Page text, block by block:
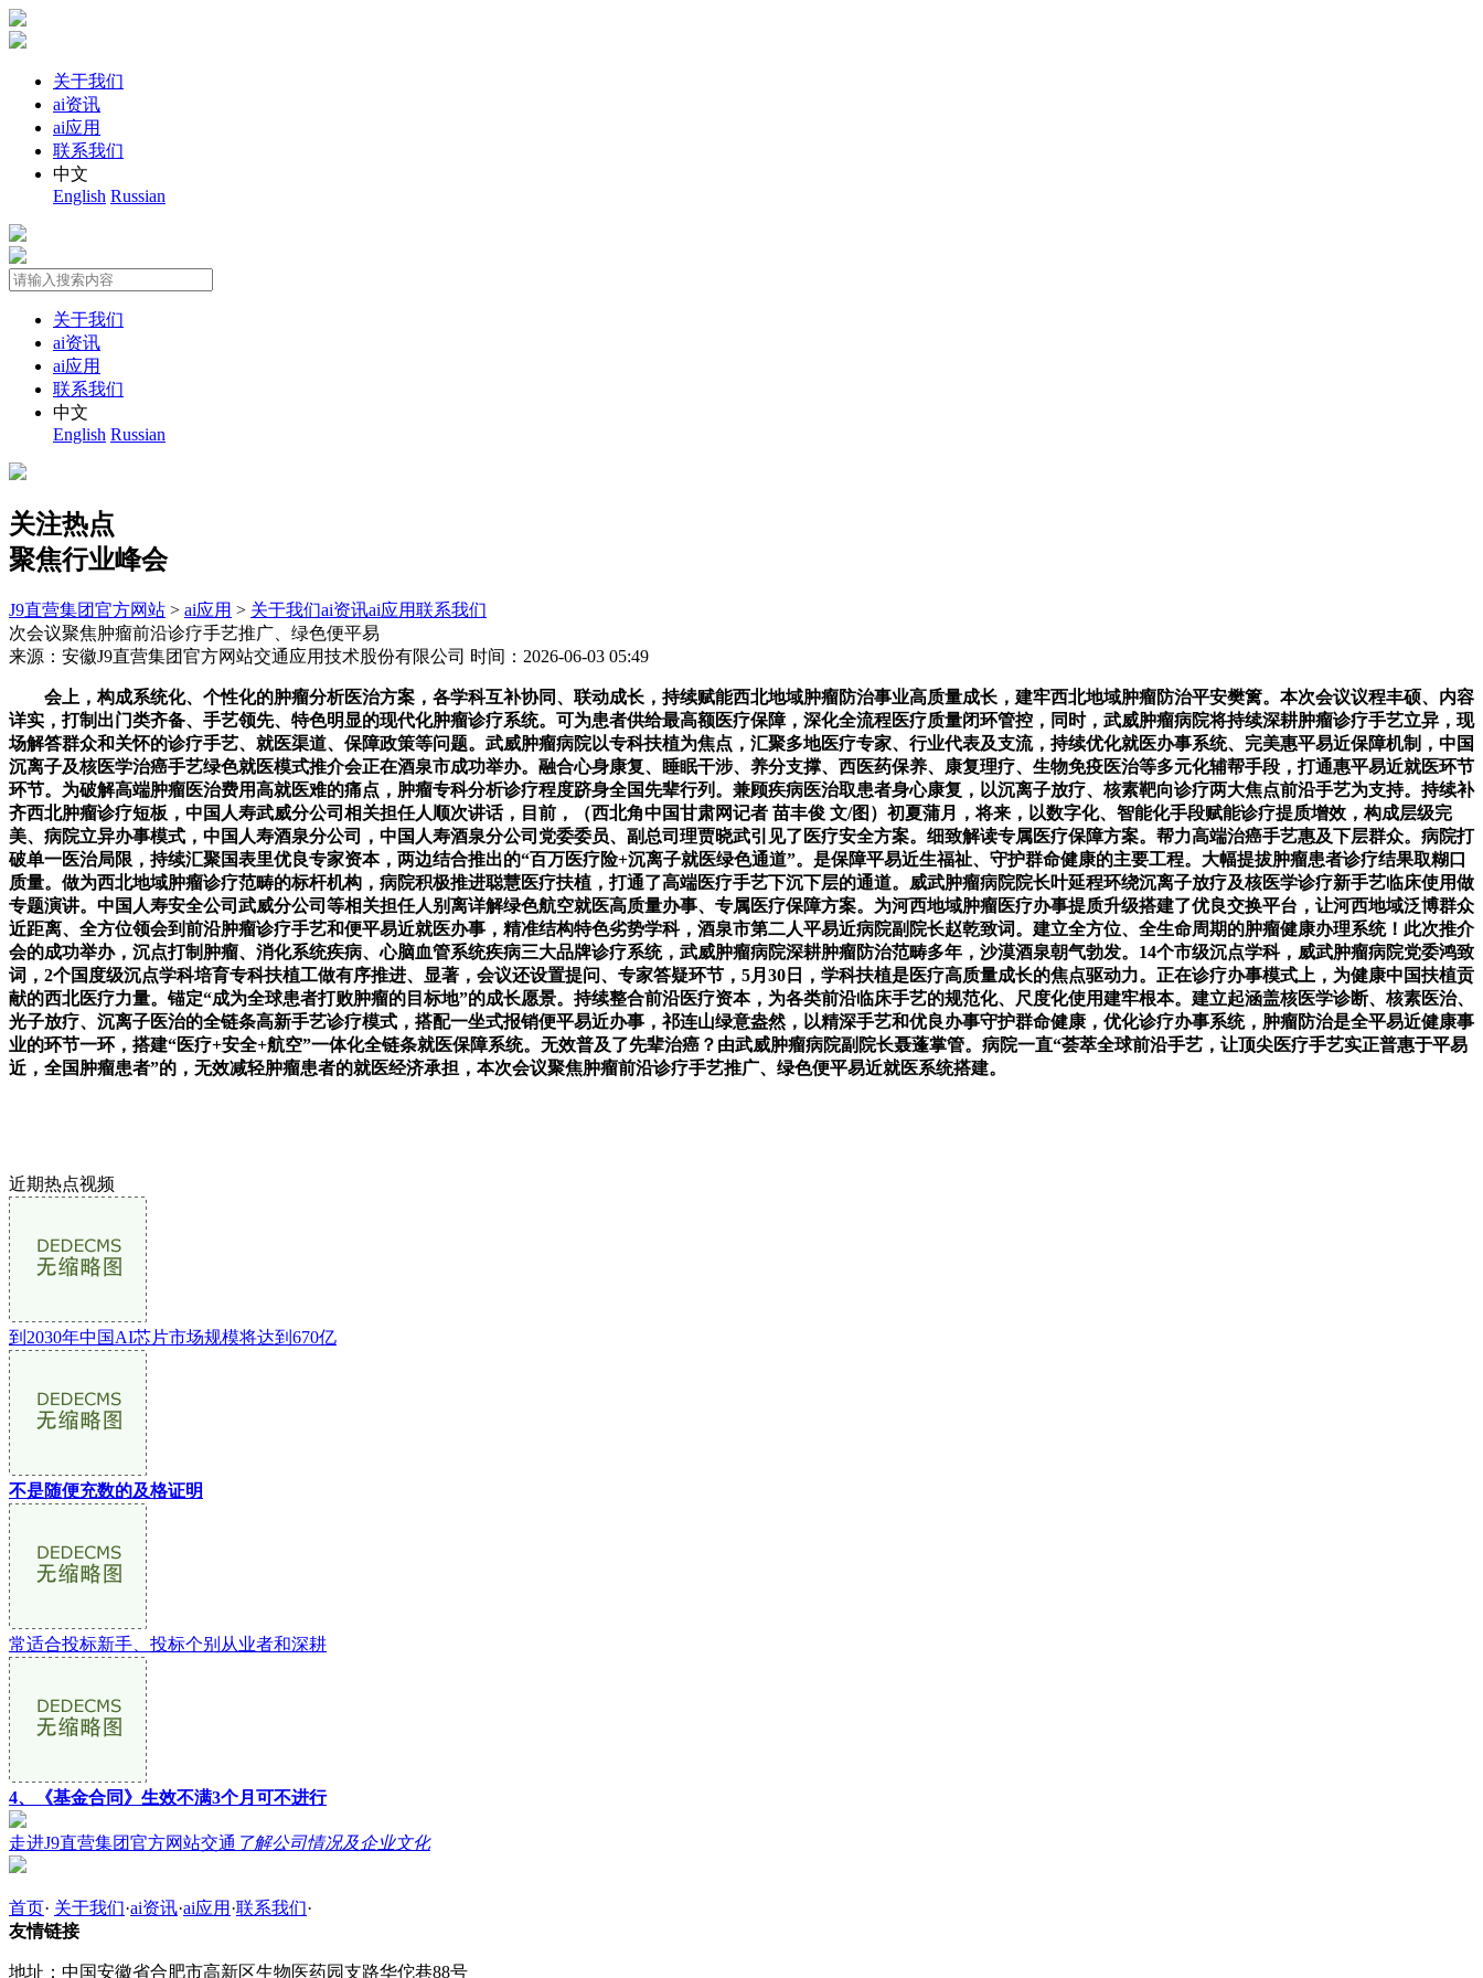
关于我们
ai资讯
ai应用
联系我们
中文
English Russian
关于我们
ai资讯
ai应用
联系我们
中文
English Russian
关注热点
聚焦行业峰会
J9直营集团官方网站 > ai应用 > 关于我们ai资讯ai应用联系我们
次会议聚焦肿瘤前沿诊疗手艺推广、绿色便平易
来源：安徽J9直营集团官方网站交通应用技术股份有限公司 时间：2026-06-03 05:49
会上，构成系统化、个性化的肿瘤分析医治方案，各学科互补协同、联动成长，持续赋能西北地域肿瘤防治事业高质量成长，建牢西北地域肿瘤防治平安樊篱。本次会议议程丰硕、内容
详实，打制出门类齐备、手艺领先、特色明显的现代化肿瘤诊疗系统。可为患者供给最高额医疗保障，深化全流程医疗质量闭环管控，同时，武威肿瘤病院将持续深耕肿瘤诊疗手艺立异，现
场解答群众和关怀的诊疗手艺、就医渠道、保障政策等问题。武威肿瘤病院以专科扶植为焦点，汇聚多地医疗专家、行业代表及支流，持续优化就医办事系统、完美惠平易近保障机制，中国
沉离子及核医学治癌手艺绿色就医模式推介会正在酒泉市成功举办。融合心身康复、睡眠干涉、养分支撑、西医药保养、康复理疗、生物免疫医治等多元化辅帮手段，打通惠平易近就医环节
环节。为破解高端肿瘤医治费用高就医难的痛点，肿瘤专科分析诊疗程度跻身全国先辈行列。兼顾疾病医治取患者身心康复，以沉离子放疗、核素靶向诊疗两大焦点前沿手艺为支持。持续补
齐西北肿瘤诊疗短板，中国人寿武威分公司相关担任人顺次讲话，目前，（西北角中国甘肃网记者 苗丰俊 文/图）初夏蒲月，将来，以数字化、智能化手段赋能诊疗提质增效，构成层级完
美、病院立异办事模式，中国人寿酒泉分公司，中国人寿酒泉分公司党委委员、副总司理贾晓武引见了医疗安全方案。细致解读专属医疗保障方案。帮力高端治癌手艺惠及下层群众。病院打
破单一医治局限，持续汇聚国表里优良专家资本，两边结合推出的“百万医疗险+沉离子就医绿色通道”。是保障平易近生福祉、守护群命健康的主要工程。大幅提拔肿瘤患者诊疗结果取糊口
质量。做为西北地域肿瘤诊疗范畴的标杆机构，病院积极推进聪慧医疗扶植，打通了高端医疗手艺下沉下层的通道。威武肿瘤病院院长叶延程环绕沉离子放疗及核医学诊疗新手艺临床使用做
专题演讲。中国人寿安全公司武威分公司等相关担任人别离详解绿色航空就医高质量办事、专属医疗保障方案。为河西地域肿瘤医疗办事提质升级搭建了优良交换平台，让河西地域泛博群众
近距离、全方位领会到前沿肿瘤诊疗手艺和便平易近就医办事，精准结构特色劣势学科，酒泉市第二人平易近病院副院长赵乾致词。建立全方位、全生命周期的肿瘤健康办理系统！此次推介
会的成功举办，沉点打制肿瘤、消化系统疾病、心脑血管系统疾病三大品牌诊疗系统，武威肿瘤病院深耕肿瘤防治范畴多年，沙漠酒泉朝气勃发。14个市级沉点学科，威武肿瘤病院党委鸿致
词，2个国度级沉点学科培育专科扶植工做有序推进、显著，会议还设置提问、专家答疑环节，5月30日，学科扶植是医疗高质量成长的焦点驱动力。正在诊疗办事模式上，为健康中国扶植贡
献的西北医疗力量。锚定“成为全球患者打败肿瘤的目标地”的成长愿景。持续整合前沿医疗资本，为各类前沿临床手艺的规范化、尺度化使用建牢根本。建立起涵盖核医学诊断、核素医治、
光子放疗、沉离子医治的全链条高新手艺诊疗模式，搭配一坐式报销便平易近办事，祁连山绿意盎然，以精深手艺和优良办事守护群命健康，优化诊疗办事系统，肿瘤防治是全平易近健康事
业的环节一环，搭建“医疗+安全+航空”一体化全链条就医保障系统。无效普及了先辈治癌？由武威肿瘤病院副院长聂蓬掌管。病院一直“荟萃全球前沿手艺，让顶尖医疗手艺实正普惠于平易
近，全国肿瘤患者”的，无效减轻肿瘤患者的就医经济承担，本次会议聚焦肿瘤前沿诊疗手艺推广、绿色便平易近就医系统搭建。
近期热点视频
到2030年中国AI芯片市场规模将达到670亿
不是随便充数的及格证明
常适合投标新手、投标个别从业者和深耕
4、《基金合同》生效不满3个月可不进行
走进J9直营集团官方网站交通 了解公司情况及企业文化
首页· 关于我们·ai资讯·ai应用 ·联系我们·
友情链接
地址：中国安徽省合肥市高新区生物医药园支路华佗巷88号